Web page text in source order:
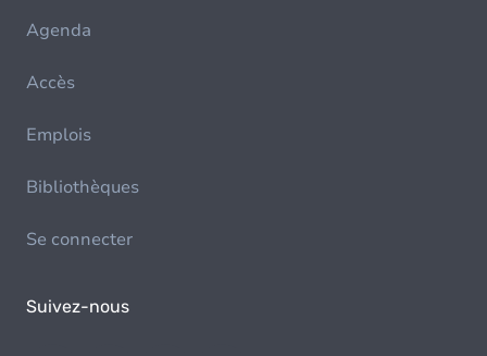
Agenda
Accès
Emplois
Bibliothèques
Se connecter
Suivez-nous